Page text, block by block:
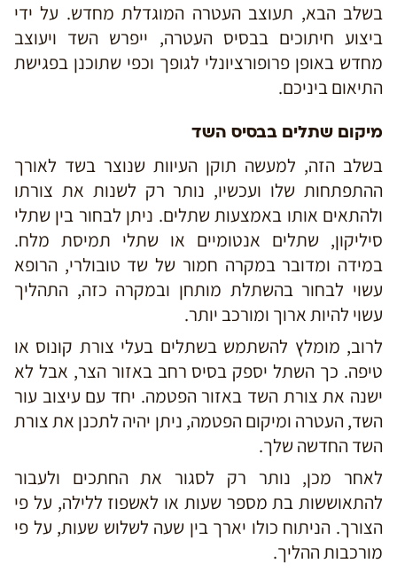
בשלב הבא, תעוצב העטרה המוגדלת מחדש. על ידי
ביצוע חיתוכים בבסיס העטרה, ייפרש השד ויעוצב
מחדש באופן פרופורציונלי לגופך וכפי שתוכנן בפגישת
התיאום ביניכם.
מיקום שתלים בבסיס השד
בשלב הזה, למעשה תוקן העיוות שנוצר בשד לאורך
ההתפתחות שלו ועכשיו, נותר רק לשנות את צורתו
ולהתאים אותו באמצעות שתלים. ניתן לבחור בין שתלי
סיליקון, שתלים אנטומיים או שתלי תמיסת מלח.
במידה ומדובר במקרה חמור של שד טובולרי, הרופא
עשוי לבחור בהשתלת מותחן ובמקרה כזה, התהליך
עשוי להיות ארוך ומורכב יותר.
לרוב, מומלץ להשתמש בשתלים בעלי צורת קונוס או
טיפה. כך השתל יספק בסיס רחב באזור הצר, אבל לא
ישנה את צורת השד באזור הפטמה. יחד עם עיצוב עור
השד, העטרה ומיקום הפטמה, ניתן יהיה לתכנן את צורת
השד החדשה שלך.
לאחר מכן, נותר רק לסגור את החתכים ולעבור
להתאוששות בת מספר שעות או לאשפוז ללילה, על פי
הצורך. הניתוח כולו יארך בין שעה לשלוש שעות, על פי
מורכבות ההליך.